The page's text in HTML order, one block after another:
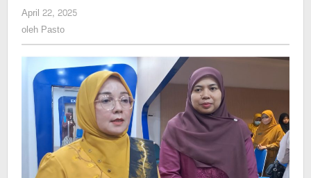
Berani
Speak
Up
April 22, 2025
oleh Pasto